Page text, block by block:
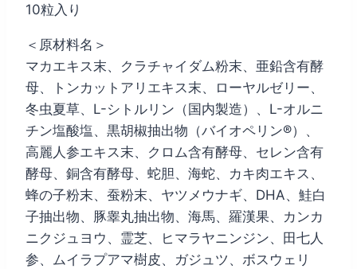
は
¥12,800
で
し
た。
は
¥6,980
で
す。
10粒入り
＜原材料名＞
マカエキス末、クラチャイダム粉末、亜鉛含有酵
母、トンカットアリエキス末、ローヤルゼリー、
冬虫夏草、L-シトルリン（国内製造）、L-オルニ
チン塩酸塩、黒胡椒抽出物（バイオペリン®）、
高麗人参エキス末、クロム含有酵母、セレン含有
酵母、銅含有酵母、蛇胆、海蛇、カキ肉エキス、
蜂の子粉末、蚕粉末、ヤツメウナギ、DHA、鮭白
子抽出物、豚睾丸抽出物、海馬、羅漢果、カンカ
ニクジュヨウ、霊芝、ヒマラヤニンジン、田七人
参、ムイラプアマ樹皮、ガジュツ、ボスウェリ